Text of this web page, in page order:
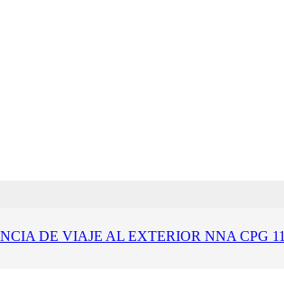
DE VIAJE AL EXTERIOR NNA CPG 11